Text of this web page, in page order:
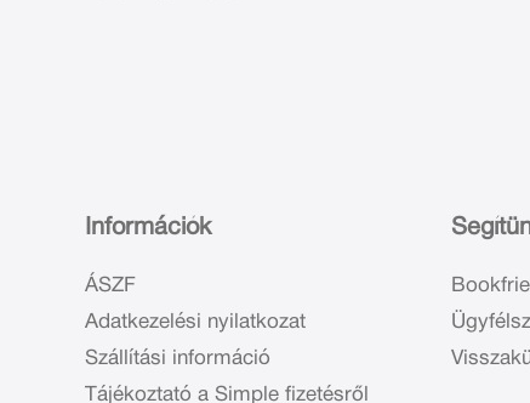
Információk
ÁSZF
Adatkezelési nyilatkozat
Szállítási információ
Tájékoztató a Simple fizetésről